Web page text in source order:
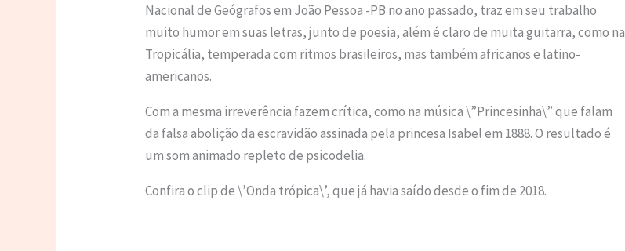
Nacional de Geógrafos em João Pessoa -PB no ano passado, traz em seu trabalho
muito humor em suas letras, junto de poesia, além é claro de muita guitarra, como na
Tropicália, temperada com ritmos brasileiros, mas também africanos e latino-
americanos.
Com a mesma irreverência fazem crítica, como na música \”Princesinha\” que falam
da falsa abolição da escravidão assinada pela princesa Isabel em 1888. O resultado é
um som animado repleto de psicodelia.
Confira o clip de \’Onda trópica\’, que já havia saído desde o fim de 2018.